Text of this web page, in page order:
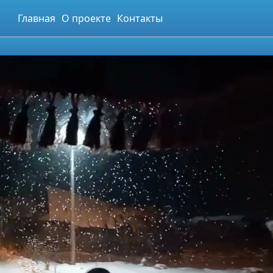
Главная О проекте Контакты